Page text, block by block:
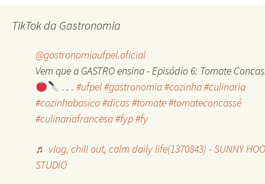
TikTok da Gastronomia
@gastronomiaufpel.oficial
Vem que a GASTRO ensina - Episódio 6: Tomate
. . . #ufpel#gastronomia#cozinha#culinaria
#cozinhabasica#dicas#tomate#tomateconcassé
#culinariafrancesa#fyp#fy
♬ vlog, chill out, calm daily life(1370843) - SUNNY
STUDIO